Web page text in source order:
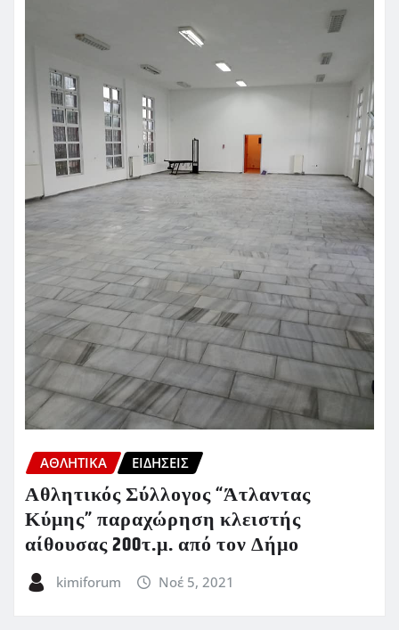
ΑΘΛΗΤΙΚΑ ΕΙΔΗΣΕΙΣ
Αθλητικός Σύλλογος “Άτλαντας
Κύμης” παραχώρηση κλειστής
αίθουσας 200τ.μ. από τον Δήμο
kimiforum Νοέ 5, 2021